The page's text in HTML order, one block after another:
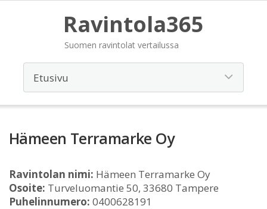
Ravintola365
Suomen ravintolat vertailussa
Hämeen Terramarke Oy
Ravintolan nimi: Hämeen Terramarke Oy
Osoite: Turveluomantie 50, 33680 Tampere
Puhelinnumero: 0400628191